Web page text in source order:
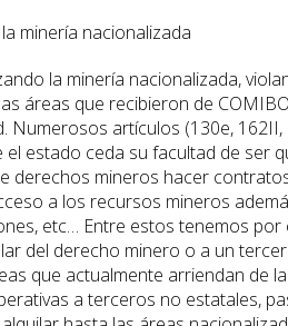
minería nacionalizada
la minería nacionalizada,
áreas que recibieron de
Numerosos artículos (130e,
estado ceda su facultad de ser
derechos mineros hacer
a los recursos mineros
etc… Entre estos tenemos
del derecho minero o a un
que actualmente arriendan de
a terceros no estatales,